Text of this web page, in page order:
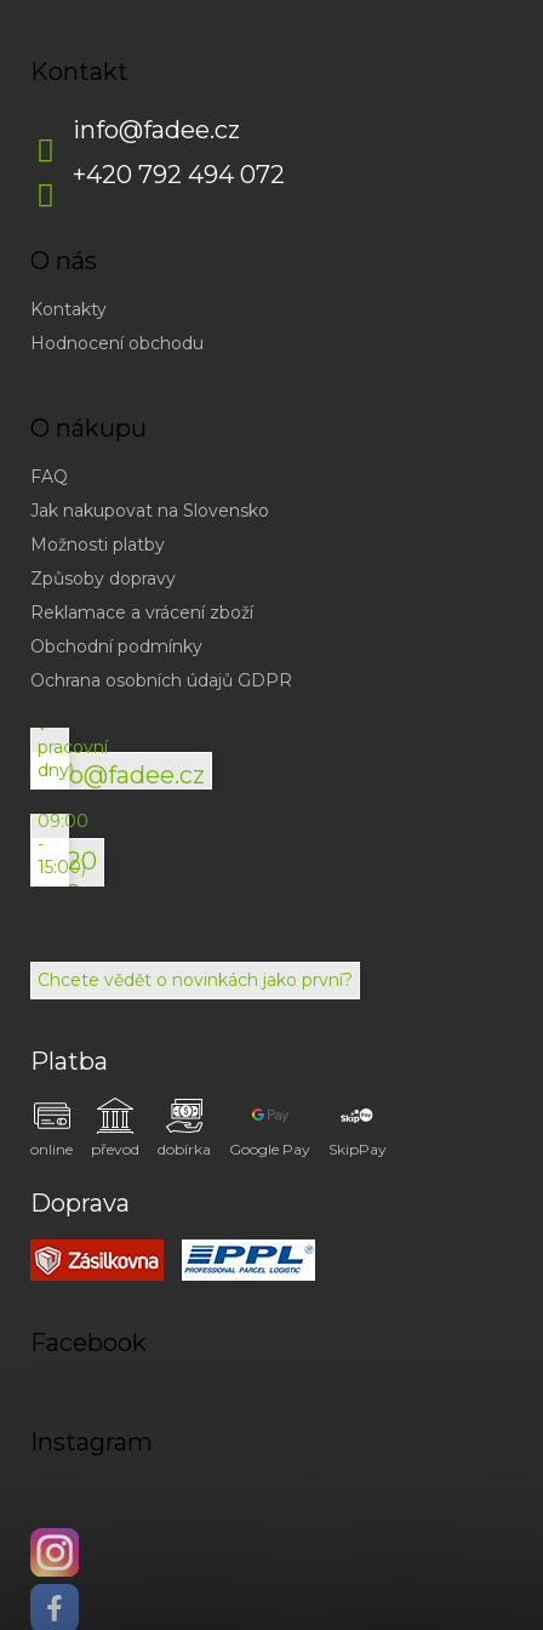
Kontakt
info@fadee.cz
+420 792 494 072
O nás
Kontakty
Hodnocení obchodu
O nákupu
FAQ
Jak nakupovat na Slovensko
Možnosti platby
Způsoby dopravy
Reklamace a vrácení zboží
Obchodní podmínky
Ochrana osobních údajů GDPR
info@fadee.cz
(odpověď
do
v
pracovní
dny)
+420
792
072
(Po-
09:00
-
15:00)
Chcete vědět o novinkách jako první?
Platba
online převod dobírka Google Pay SkipPay
Doprava
Facebook
Instagram